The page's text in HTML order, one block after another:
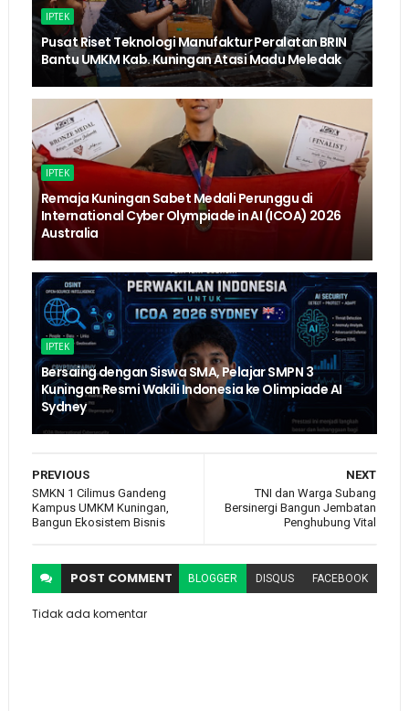
IPTEK
Pusat Riset Teknologi Manufaktur Peralatan BRIN
Bantu UMKM Kab. Kuningan Atasi Madu Meledak
IPTEK
Remaja Kuningan Sabet Medali Perunggu di
International Cyber Olympiade in AI (ICOA) 2026
Australia
IPTEK
Bersaing dengan Siswa SMA, Pelajar SMPN 3
Kuningan Resmi Wakili Indonesia ke Olimpiade AI
Sydney
NEXT
TNI dan Warga Subang
Bersinergi Bangun Jembatan
Penghubung Vital
PREVIOUS
SMKN 1 Cilimus Gandeng
Kampus UMKM Kuningan,
Bangun Ekosistem Bisnis
POST COMMENT BLOGGER DISQUS FACEBOOK
Tidak ada komentar